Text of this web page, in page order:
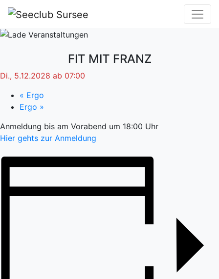
FIT MIT FRANZ
Di., 5.12.2028 ab 07:00
« Ergo
Ergo »
Anmeldung bis am Vorabend um 18:00 Uhr
Hier gehts zur Anmeldung